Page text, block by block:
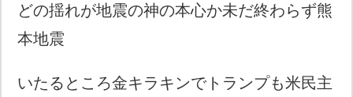
どの揺れが地震の神の本心か未だ終わらず熊
本地震
いたるところ金キラキンでトランプも米民主